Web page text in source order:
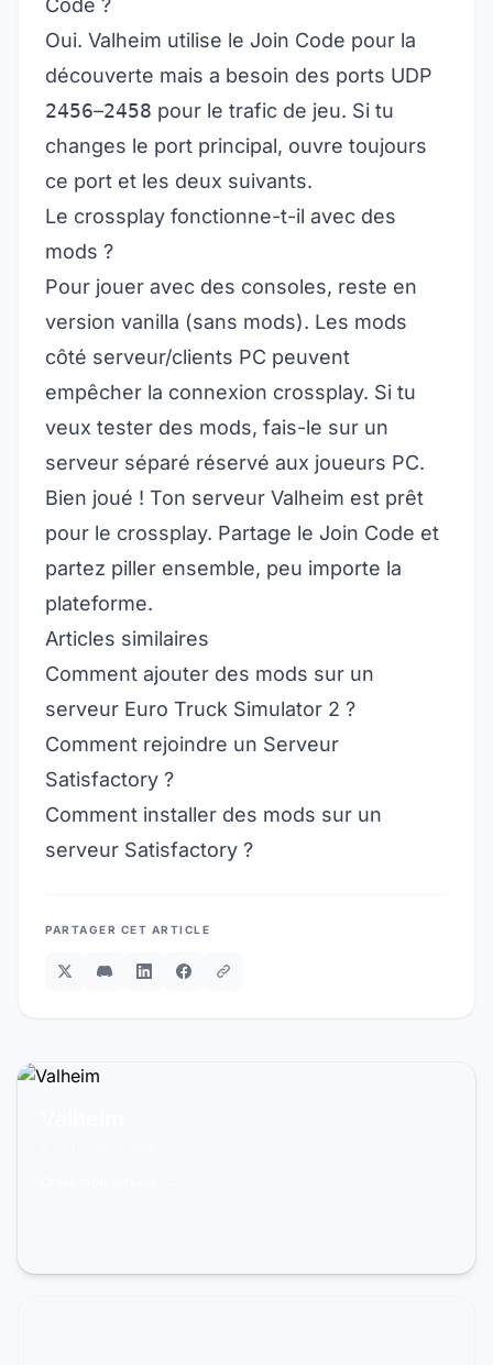
Code ?
Oui. Valheim utilise le Join Code pour la
découverte mais a besoin des ports UDP
2456–2458 pour le trafic de jeu. Si tu
changes le port principal, ouvre toujours
ce port et les deux suivants.
Le crossplay fonctionne-t-il avec des
mods ?
Pour jouer avec des consoles, reste en
version vanilla (sans mods). Les mods
côté serveur/clients PC peuvent
empêcher la connexion crossplay. Si tu
veux tester des mods, fais-le sur un
serveur séparé réservé aux joueurs PC.
Bien joué ! Ton serveur Valheim est prêt
pour le crossplay. Partage le Join Code et
partez piller ensemble, peu importe la
plateforme.
Articles similaires
Comment ajouter des mods sur un
serveur Euro Truck Simulator 2 ?
Comment rejoindre un Serveur
Satisfactory ?
Comment installer des mods sur un
serveur Satisfactory ?
PARTAGER CET ARTICLE